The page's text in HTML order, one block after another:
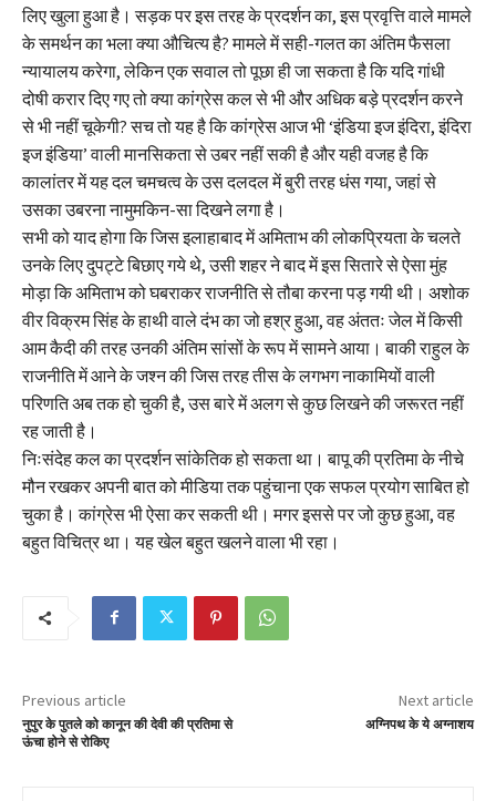
लिए खुला हुआ है। सड़क पर इस तरह के प्रदर्शन का, इस प्रवृत्ति वाले मामले
के समर्थन का भला क्या औचित्य है? मामले में सही-गलत का अंतिम फैसला
न्यायालय करेगा, लेकिन एक सवाल तो पूछा ही जा सकता है कि यदि गांधी
दोषी करार दिए गए तो क्या कांग्रेस कल से भी और अधिक बड़े प्रदर्शन करने
से भी नहीं चूकेगी? सच तो यह है कि कांग्रेस आज भी ‘इंडिया इज इंदिरा, इंदिरा
इज इंडिया’ वाली मानसिकता से उबर नहीं सकी है और यही वजह है कि
कालांतर में यह दल चमचत्व के उस दलदल में बुरी तरह धंस गया, जहां से
उसका उबरना नामुमकिन-सा दिखने लगा है।
सभी को याद होगा कि जिस इलाहाबाद में अमिताभ की लोकप्रियता के चलते
उनके लिए दुपट्टे बिछाए गये थे, उसी शहर ने बाद में इस सितारे से ऐसा मुंह
मोड़ा कि अमिताभ को घबराकर राजनीति से तौबा करना पड़ गयी थी। अशोक
वीर विक्रम सिंह के हाथी वाले दंभ का जो हश्र हुआ, वह अंततः जेल में किसी
आम कैदी की तरह उनकी अंतिम सांसों के रूप में सामने आया। बाकी राहुल के
राजनीति में आने के जश्न की जिस तरह तीस के लगभग नाकामियों वाली
परिणति अब तक हो चुकी है, उस बारे में अलग से कुछ लिखने की जरूरत नहीं
रह जाती है।
निःसंदेह कल का प्रदर्शन सांकेतिक हो सकता था। बापू की प्रतिमा के नीचे
मौन रखकर अपनी बात को मीडिया तक पहुंचाना एक सफल प्रयोग साबित हो
चुका है। कांग्रेस भी ऐसा कर सकती थी। मगर इससे पर जो कुछ हुआ, वह
बहुत विचित्र था। यह खेल बहुत खलने वाला भी रहा।
Previous article
नुपुर के पुतले को कानून की देवी की प्रतिमा से
ऊंचा होने से रोकिए
Next article
अग्निपथ के ये अग्नाशय